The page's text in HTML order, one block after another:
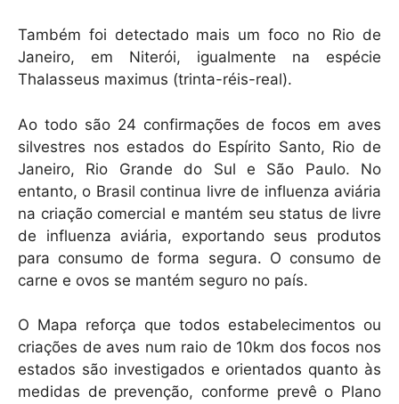
Também foi detectado mais um foco no Rio de
Janeiro, em Niterói, igualmente na espécie
Thalasseus maximus (trinta-réis-real).
Ao todo são 24 confirmações de focos em aves
silvestres nos estados do Espírito Santo, Rio de
Janeiro, Rio Grande do Sul e São Paulo. No
entanto, o Brasil continua livre de influenza aviária
na criação comercial e mantém seu status de livre
de influenza aviária, exportando seus produtos
para consumo de forma segura. O consumo de
carne e ovos se mantém seguro no país.
O Mapa reforça que todos estabelecimentos ou
criações de aves num raio de 10km dos focos nos
estados são investigados e orientados quanto às
medidas de prevenção, conforme prevê o Plano